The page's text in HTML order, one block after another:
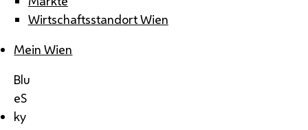
Wirtschaftsstandort Wien
Mein Wien
Blu
eS
ky